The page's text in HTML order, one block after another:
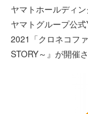
ヤマトホールディ
ヤマトグループ公
2021「クロネコフ
STORY～』が開催さ